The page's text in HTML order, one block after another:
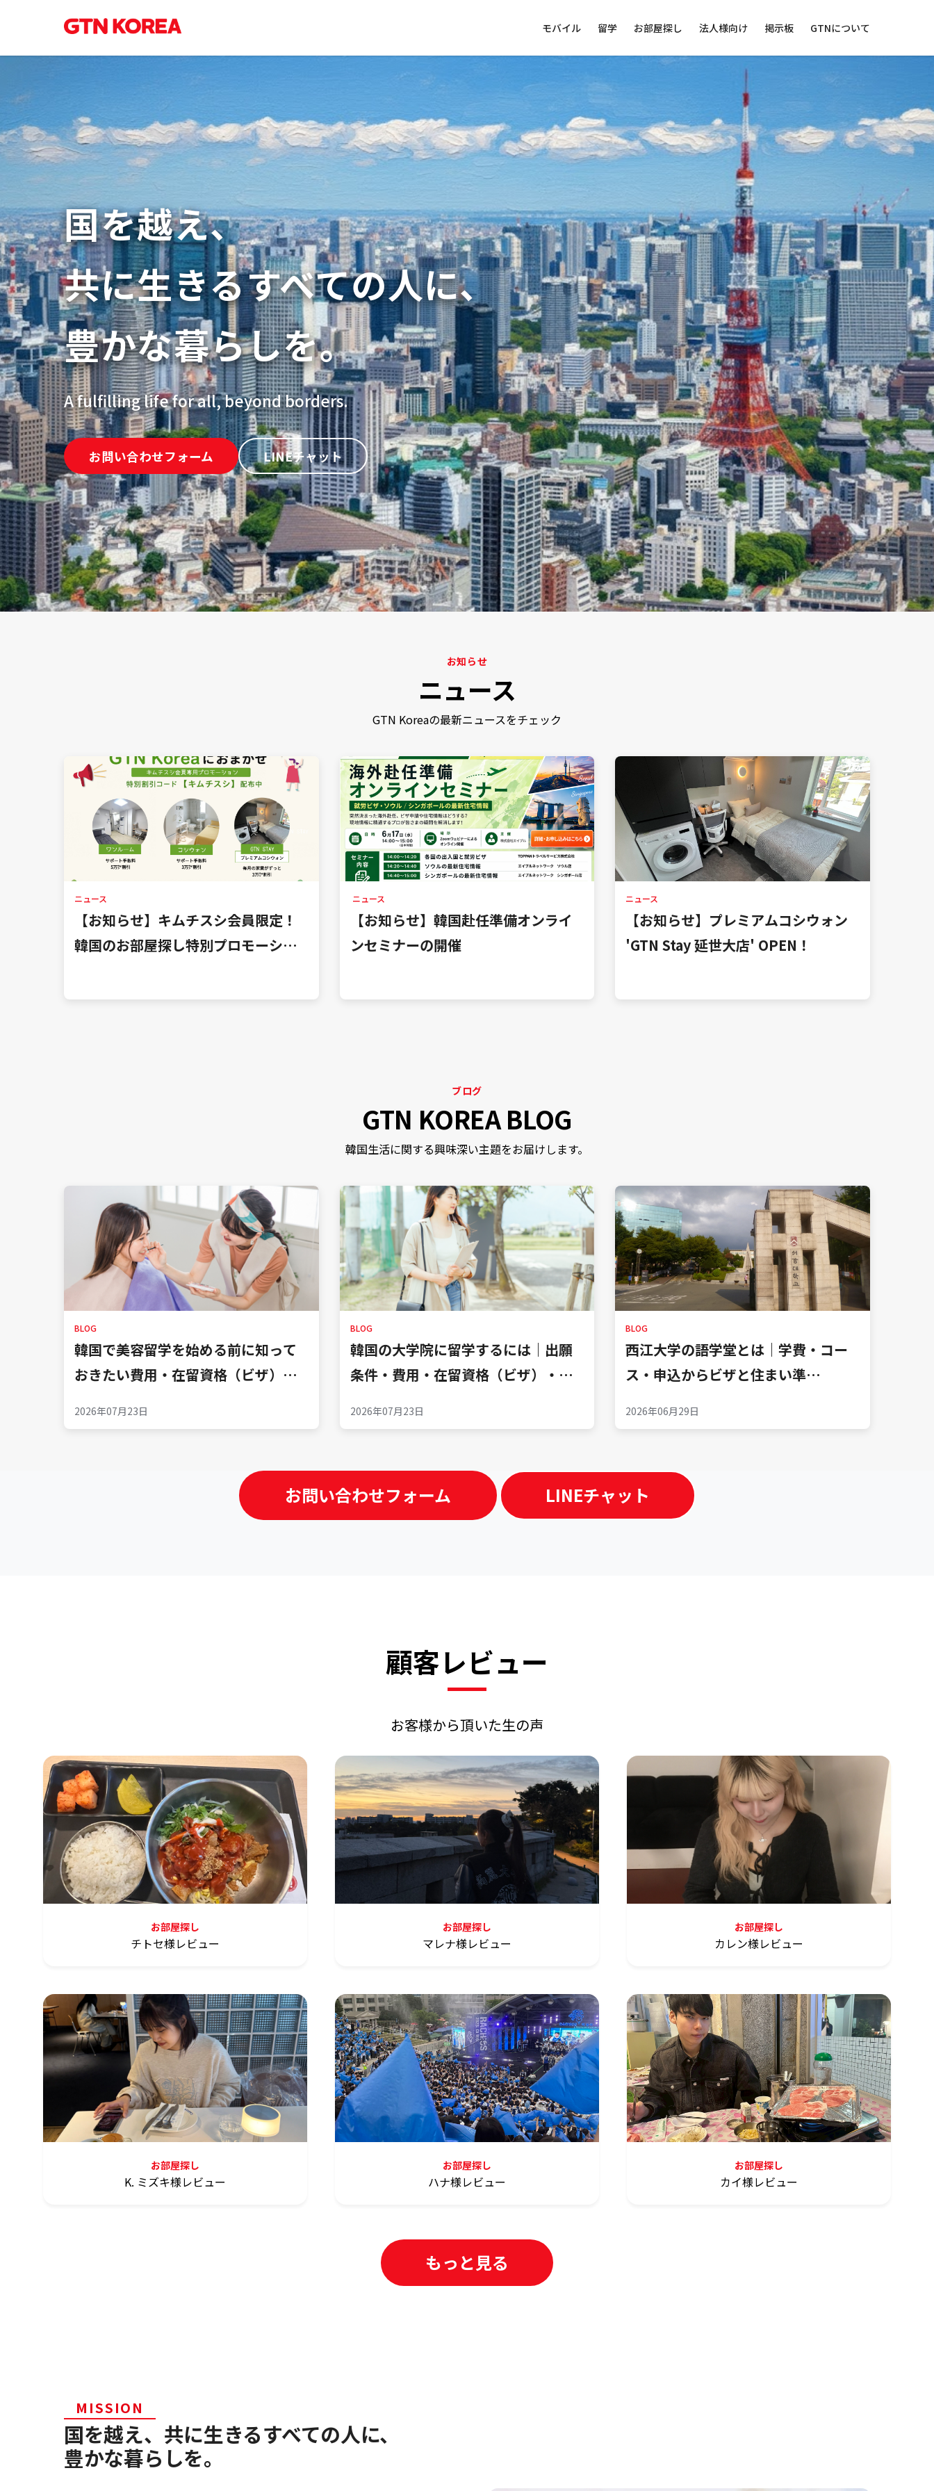
モバイル 留学 お部屋探し 法人様向け 掲示板 GTNについて
国を越え、
共に生きるすべての人に、
豊かな暮らしを。
A fulfilling life for all, beyond borders.
お問い合わせフォーム LINEチャット
お知らせ
ニュース
GTN Koreaの最新ニュースをチェック
ニュース
【お知らせ】キムチスシ会員限定！
韓国のお部屋探し特別プロモーショ
ニュース
【お知らせ】韓国赴任準備オンライ
ンセミナーの開催
ニュース
【お知らせ】プレミアムコシウォン
'GTN Stay 延世大店' OPEN！
ブログ
GTN KOREA BLOG
韓国生活に関する興味深い主題をお届けします。
BLOG
韓国で美容留学を始める前に知って
おきたい費用・在留資格（ビザ）・
2026年07月23日
BLOG
韓国の大学院に留学するには｜出願
条件・費用・在留資格（ビザ）・生
2026年07月23日
BLOG
西江大学の語学堂とは｜学費・コー
ス・申込からビザと住まい準…
2026年06月29日
お問い合わせフォーム LINEチャット
顧客レビュー
お客様から頂いた生の声
お部屋探し
チトセ様レビュー
お部屋探し
マレナ様レビュー
お部屋探し
カレン様レビュー
お部屋探し
K. ミズキ様レビュー
お部屋探し
ハナ様レビュー
お部屋探し
カイ様レビュー
もっと見る
MISSION
国を越え、共に生きるすべての人に、
豊かな暮らしを。